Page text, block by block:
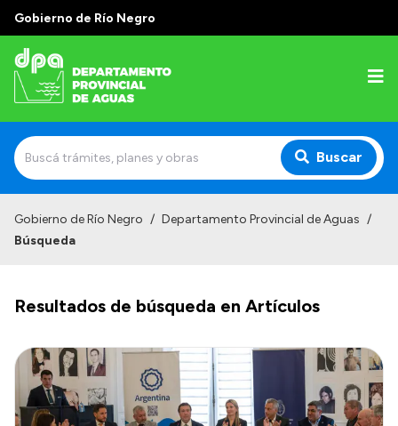
Gobierno de Río Negro
Buscar
Autoridades
Normativa
Delegaciones
Gobierno de Río Negro / Departamento Provincial de Aguas /
Búsqueda
Resultados de búsqueda en Artículos